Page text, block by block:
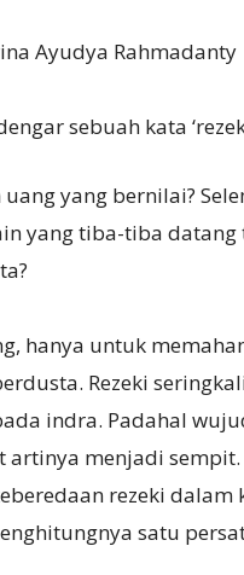
Ayudya Rahmadanty
sebuah kata
uang yang bernilai?
yang tiba-tiba
hanya untuk
Rezeki
indra. Padahal
artinya menjadi
rezeki
satu